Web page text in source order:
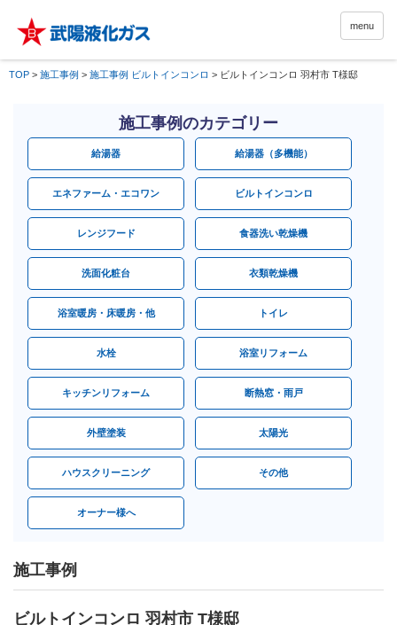
menu
TOP > 施工事例 > 施工事例 ビルトインコンロ > ビルトインコンロ 羽村市 T様邸
施工事例のカテゴリー
給湯器 給湯器（多機能）
エネファーム・エコワン ビルトインコンロ
レンジフード 食器洗い乾燥機
洗面化粧台 衣類乾燥機
浴室暖房・床暖房・他 トイレ
水栓 浴室リフォーム
キッチンリフォーム 断熱窓・雨戸
外壁塗装 太陽光
ハウスクリーニング その他
オーナー様へ
施工事例
ビルトインコンロ 羽村市 T様邸